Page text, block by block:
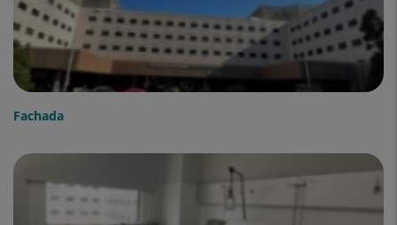
Fachada